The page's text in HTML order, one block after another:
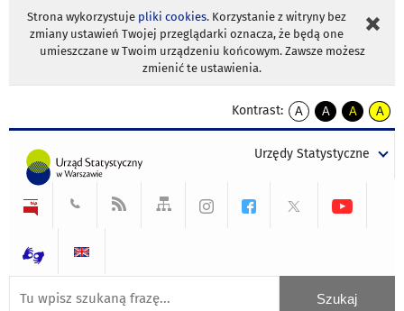
Strona wykorzystuje pliki cookies. Korzystanie z witryny bez
zmiany ustawień Twojej przeglądarki oznacza, że będą one
umieszczane w Twoim urządzeniu końcowym. Zawsze możesz
zmienić te ustawienia.
Kontrast:
A
kontrast
A
kontrast
tekst
czarnym
A
kontrast
tekst
czarnym
A
tekst
żółtym
Urzędy Statystyczne